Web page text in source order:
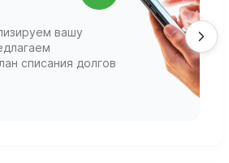
вашу
списания долгов